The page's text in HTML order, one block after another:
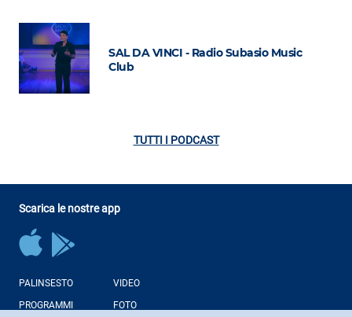
SAL DA VINCI - Radio Subasio Music
Club
TUTTI I PODCAST
Scarica le nostre app
PALINSESTO
PROGRAMMI
VIDEO
FOTO